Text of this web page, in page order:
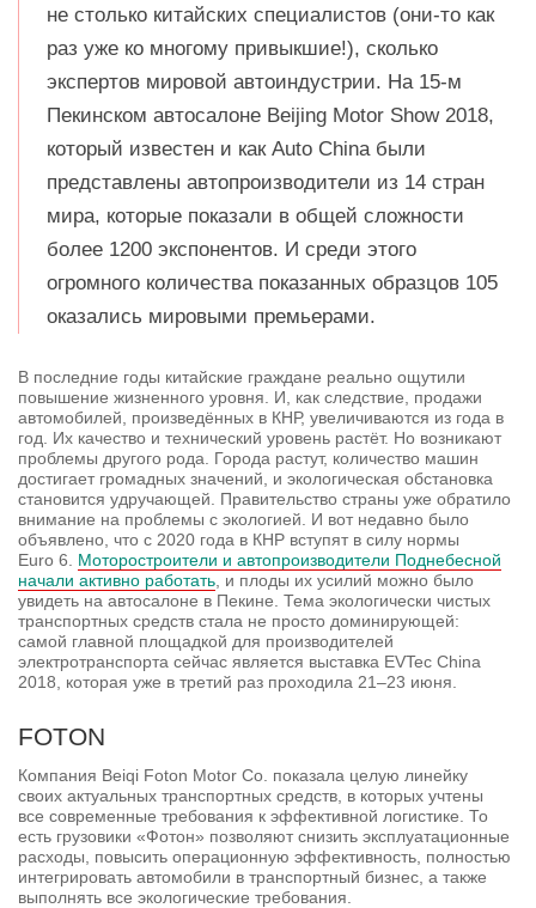
не столько китайских специалистов (они-то как
раз уже ко многому привыкшие!), сколько
экспертов мировой автоиндустрии. На 15-м
Пекинском автосалоне Beijing Motor Show 2018,
который известен и как Auto China были
представлены автопроизводители из 14 стран
мира, которые показали в общей сложности
более 1200 экспонентов. И среди этого
огромного количества показанных образцов 105
оказались мировыми премьерами.
В последние годы китайские граждане реально ощутили
повышение жизненного уровня. И, как следствие, продажи
автомобилей, произведённых в КНР, увеличиваются из года в
год. Их качество и технический уровень растёт. Но возникают
проблемы другого рода. Города растут, количество машин
достигает громадных значений, и экологическая обстановка
становится удручающей. Правительство страны уже обратило
внимание на проблемы с экологией. И вот недавно было
объявлено, что с 2020 года в КНР вступят в силу нормы
Euro 6. Моторостроители и автопроизводители Поднебесной
начали активно работать , и плоды их усилий можно было
увидеть на автосалоне в Пекине. Тема экологически чистых
транспортных средств стала не просто доминирующей:
самой главной площадкой для производителей
электротранспорта сейчас является выставка EVTec China
2018, которая уже в третий раз проходила 21–23 июня.
FOTON
Компания Beiqi Foton Motor Co. показала целую линейку
своих актуальных транспортных средств, в которых учтены
все современные требования к эффективной логистике. То
есть грузовики «Фотон» позволяют снизить эксплуатационные
расходы, повысить операционную эффективность, полностью
интегрировать автомобили в транспортный бизнес, а также
выполнять все экологические требования.